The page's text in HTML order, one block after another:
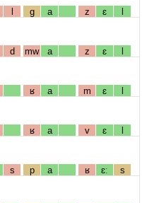
l g a z ɛ l
d mw a z ɛ l
ʁ a m ɛ l
ʁ a v ɛ l
s p a ʁ ɛː s